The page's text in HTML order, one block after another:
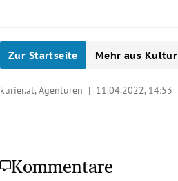
Zur Startseite Mehr aus Kultur
kurier.at, Agenturen | 11.04.2022, 14:53
Kommentare